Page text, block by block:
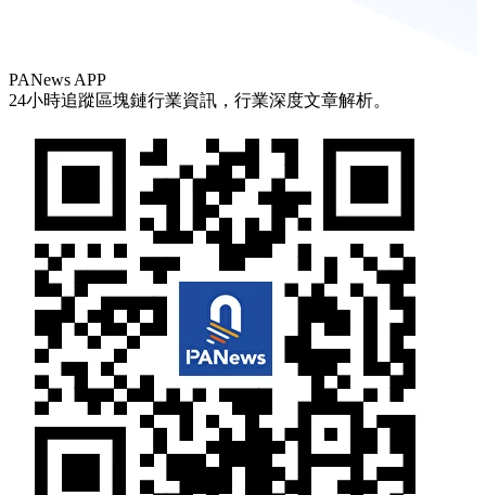
PANews APP
24小時追蹤區塊鏈行業資訊，行業深度文章解析。